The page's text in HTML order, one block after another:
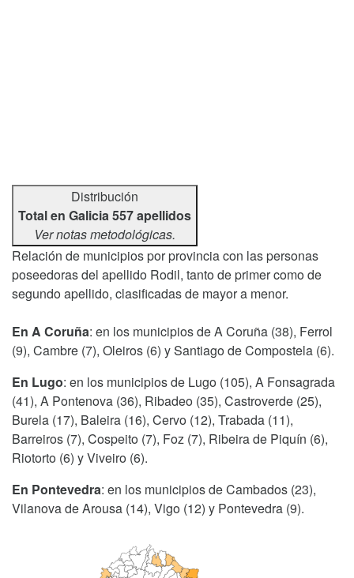
Distribución
Total en Galicia 557 apellidos
Ver notas metodológicas.
Relación de municipios por provincia con las personas
poseedoras del apellido Rodil, tanto de primer como de
segundo apellido, clasificadas de mayor a menor.
En A Coruña: en los municipios de A Coruña (38), Ferrol
(9), Cambre (7), Oleiros (6) y Santiago de Compostela (6).
En Lugo: en los municipios de Lugo (105), A Fonsagrada
(41), A Pontenova (36), Ribadeo (35), Castroverde (25),
Burela (17), Baleira (16), Cervo (12), Trabada (11),
Barreiros (7), Cospeito (7), Foz (7), Ribeira de Piquín (6),
Riotorto (6) y Viveiro (6).
En Pontevedra: en los municipios de Cambados (23),
Vilanova de Arousa (14), Vigo (12) y Pontevedra (9).